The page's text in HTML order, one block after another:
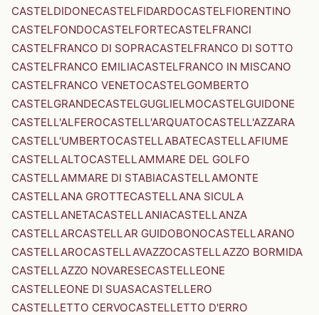
CASTELDIDONECASTELFIDARDOCASTELFIORENTINO
CASTELFONDOCASTELFORTECASTELFRANCI
CASTELFRANCO DI SOPRACASTELFRANCO DI SOTTO
CASTELFRANCO EMILIACASTELFRANCO IN MISCANO
CASTELFRANCO VENETOCASTELGOMBERTO
CASTELGRANDECASTELGUGLIELMOCASTELGUIDONE
CASTELL'ALFEROCASTELL'ARQUATOCASTELL'AZZARA
CASTELL'UMBERTOCASTELLABATECASTELLAFIUME
CASTELLALTOCASTELLAMMARE DEL GOLFO
CASTELLAMMARE DI STABIACASTELLAMONTE
CASTELLANA GROTTECASTELLANA SICULA
CASTELLANETACASTELLANIACASTELLANZA
CASTELLARCASTELLAR GUIDOBONOCASTELLARANO
CASTELLAROCASTELLAVAZZOCASTELLAZZO BORMIDA
CASTELLAZZO NOVARESECASTELLEONE
CASTELLEONE DI SUASACASTELLERO
CASTELLETTO CERVOCASTELLETTO D'ERRO